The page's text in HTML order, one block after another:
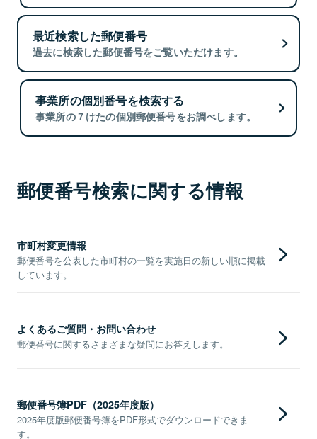
最近検索した郵便番号
過去に検索した郵便番号をご覧いただけます。
事業所の個別番号を検索する
事業所の７けたの個別郵便番号をお調べします。
郵便番号検索に関する情報
市町村変更情報
郵便番号を公表した市町村の一覧を実施日の新しい順に掲載
しています。
よくあるご質問・お問い合わせ
郵便番号に関するさまざまな疑問にお答えします。
郵便番号簿PDF（2025年度版）
2025年度版郵便番号簿をPDF形式でダウンロードできま
す。